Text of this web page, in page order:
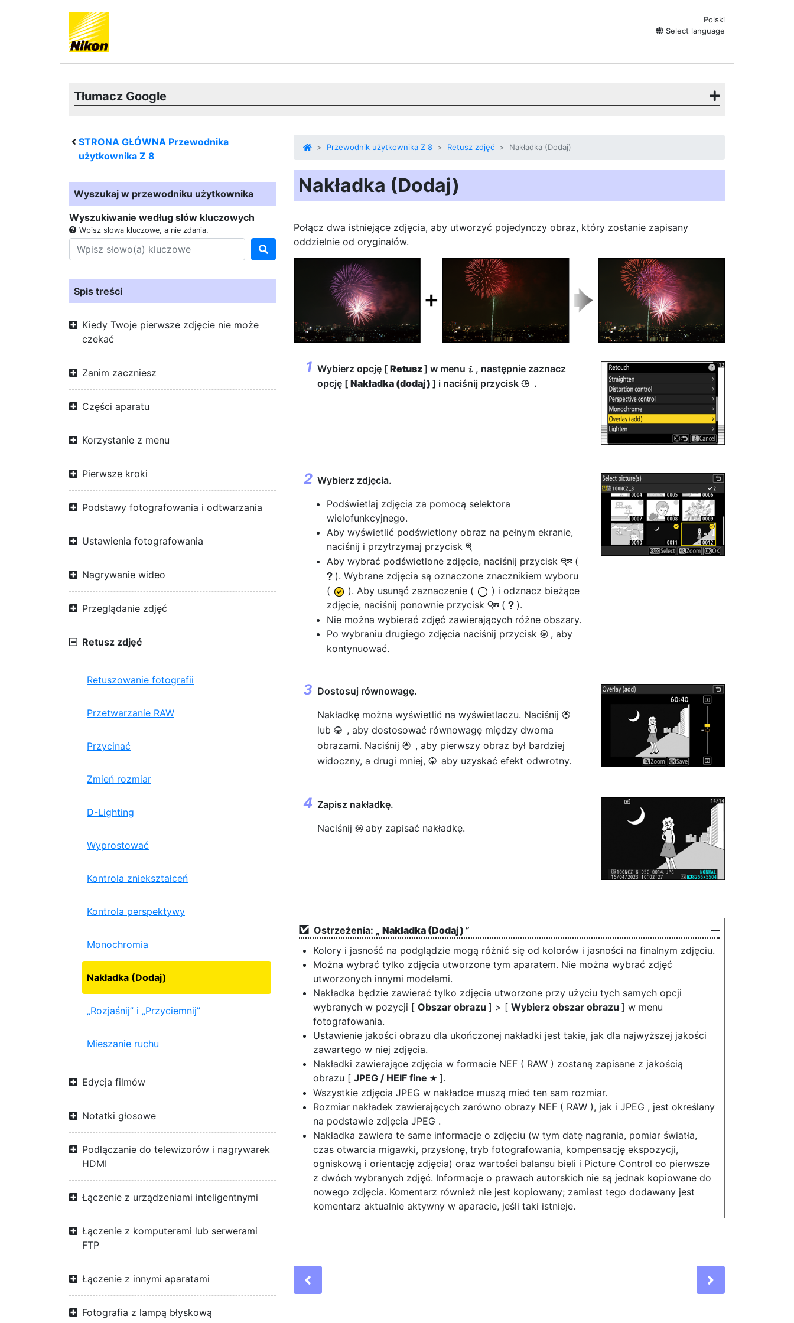
Polski
Select language
Tłumacz Google
STRONA GŁÓWNA Przewodnika
użytkownika Z 8
Wyszukaj w przewodniku użytkownika
Wyszukiwanie według słów kluczowych
Wpisz słowa kluczowe, a nie zdania.
Spis treści
Kiedy Twoje pierwsze zdjęcie nie może
czekać
Zanim zaczniesz
Części aparatu
Korzystanie z menu
Pierwsze kroki
Podstawy fotografowania i odtwarzania
Ustawienia fotografowania
Nagrywanie wideo
Przeglądanie zdjęć
Retusz zdjęć
Retuszowanie fotografii
Przetwarzanie RAW
Przycinać
Zmień rozmiar
D-Lighting
Wyprostować
Kontrola zniekształceń
Kontrola perspektywy
Monochromia
Nakładka (Dodaj)
„Rozjaśnij” i „Przyciemnij”
Mieszanie ruchu
Edycja filmów
Notatki głosowe
Podłączanie do telewizorów i nagrywarek
HDMI
Łączenie z urządzeniami inteligentnymi
Łączenie z komputerami lub serwerami
FTP
Łączenie z innymi aparatami
Fotografia z lampą błyskową
Przewodnik użytkownika Z 8 Retusz zdjęć Nakładka (Dodaj)
Nakładka (Dodaj)
Połącz dwa istniejące zdjęcia, aby utworzyć pojedynczy obraz, który zostanie zapisany
oddzielnie od oryginałów.
Wybierz opcję [ Retusz] w menu i , następnie zaznacz
opcję [ Nakładka (dodaj) ] i naciśnij przycisk 2 .
Wybierz zdjęcia.
Podświetlaj zdjęcia za pomocą selektora
wielofunkcyjnego.
Aby wyświetlić podświetlony obraz na pełnym ekranie,
naciśnij i przytrzymaj przycisk X
Aby wybrać podświetlone zdjęcie, naciśnij przycisk W (
Q ). Wybrane zdjęcia są oznaczone znacznikiem wyboru
(
). Aby usunąć zaznaczenie (
) i odznacz bieżące
zdjęcie, naciśnij ponownie przycisk W ( Q ).
Nie można wybierać zdjęć zawierających różne obszary.
Po wybraniu drugiego zdjęcia naciśnij przycisk J , aby
kontynuować.
Dostosuj równowagę.
Nakładkę można wyświetlić na wyświetlaczu. Naciśnij 1
lub 3 , aby dostosować równowagę między dwoma
obrazami. Naciśnij 1 , aby pierwszy obraz był bardziej
widoczny, a drugi mniej, 3 aby uzyskać efekt odwrotny.
Zapisz nakładkę.
Naciśnij J aby zapisać nakładkę.
Ostrzeżenia: „ Nakładka (Dodaj) ”
Kolory i jasność na podglądzie mogą różnić się od kolorów i jasności na finalnym zdjęciu.
Można wybrać tylko zdjęcia utworzone tym aparatem. Nie można wybrać zdjęć
utworzonych innymi modelami.
Nakładka będzie zawierać tylko zdjęcia utworzone przy użyciu tych samych opcji
wybranych w pozycji [ Obszar obrazu ] > [ Wybierz obszar obrazu ] w menu
fotografowania.
Ustawienie jakości obrazu dla ukończonej nakładki jest takie, jak dla najwyższej jakości
zawartego w niej zdjęcia.
Nakładki zawierające zdjęcia w formacie NEF ( RAW ) zostaną zapisane z jakością
obrazu [ JPEG / HEIF fine m ].
Wszystkie zdjęcia JPEG w nakładce muszą mieć ten sam rozmiar.
Rozmiar nakładek zawierających zarówno obrazy NEF ( RAW ), jak i JPEG , jest określany
na podstawie zdjęcia JPEG .
Nakładka zawiera te same informacje o zdjęciu (w tym datę nagrania, pomiar światła,
czas otwarcia migawki, przysłonę, tryb fotografowania, kompensację ekspozycji,
ogniskową i orientację zdjęcia) oraz wartości balansu bieli i Picture Control co pierwsze
z dwóch wybranych zdjęć. Informacje o prawach autorskich nie są jednak kopiowane do
nowego zdjęcia. Komentarz również nie jest kopiowany; zamiast tego dodawany jest
komentarz aktualnie aktywny w aparacie, jeśli taki istnieje.